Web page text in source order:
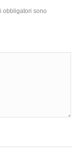
obbligatori sono